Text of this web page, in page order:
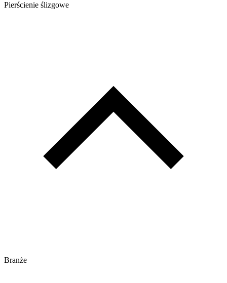
Pierścienie ślizgowe
Branże